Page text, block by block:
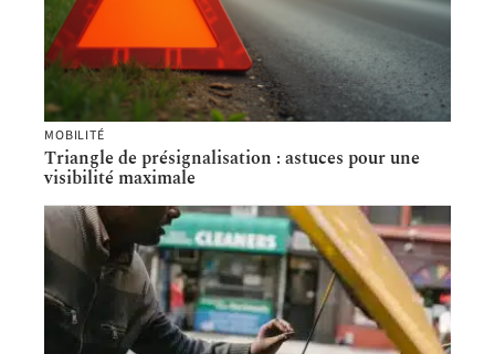
MOBILITÉ
Triangle de présignalisation : astuces pour une
visibilité maximale